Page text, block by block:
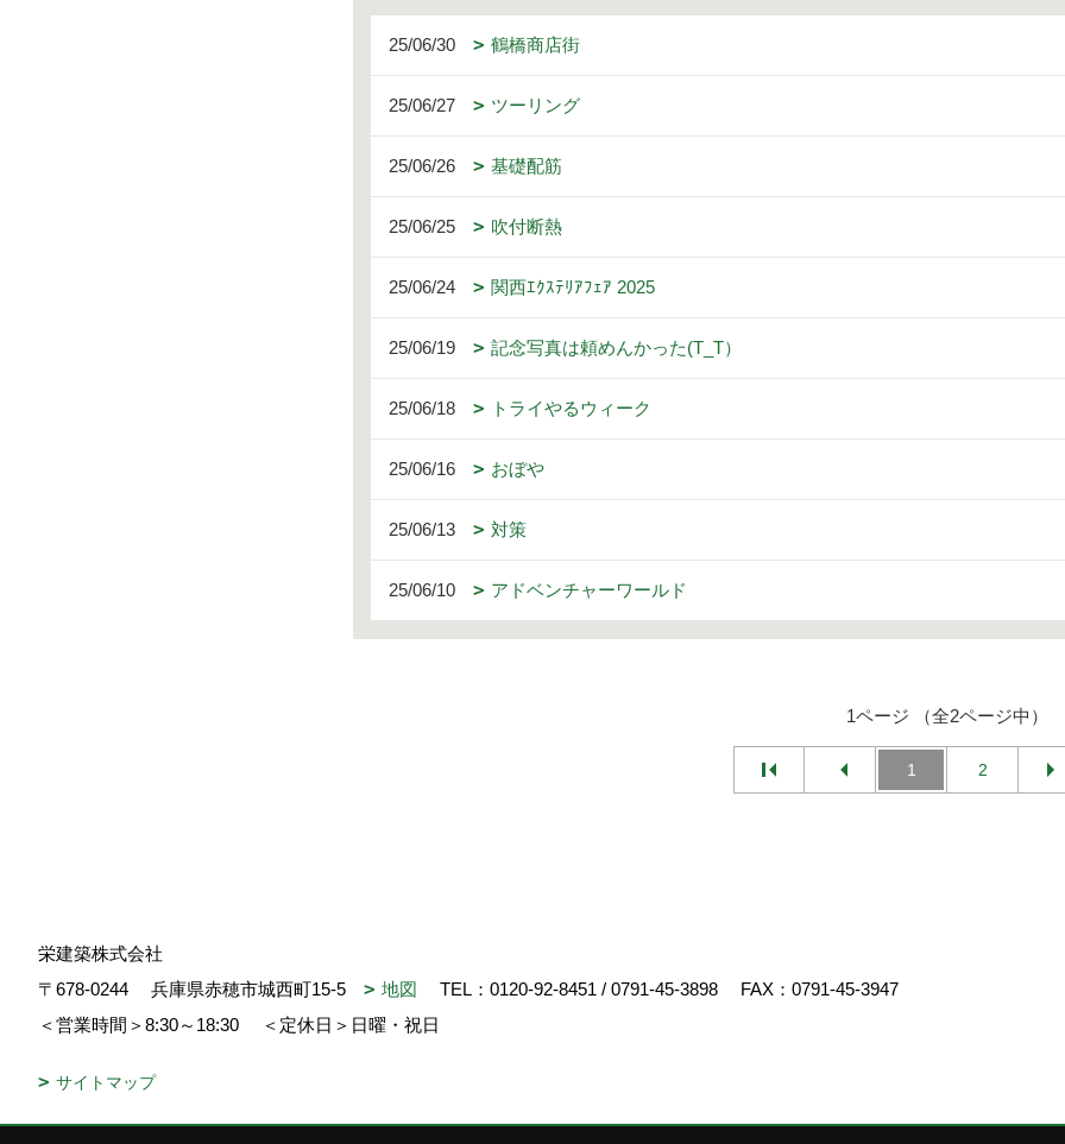
25/06/30 鶴橋商店街
25/06/27 ツーリング
25/06/26 基礎配筋
25/06/25 吹付断熱
25/06/24 関西ｴｸｽﾃﾘｱﾌｪｱ 2025
25/06/19 記念写真は頼めんかった(T_T）
25/06/18 トライやるウィーク
25/06/16 おぼや
25/06/13 対策
25/06/10 アドベンチャーワールド
1ページ （全2ページ中）
1 2
栄建築株式会社
〒678-0244
兵庫県赤穂市城西町15-5 地図 TEL： 0120-92-8451 / 0791-45-3898
FAX：0791-45-3947
＜営業時間＞8:30～18:30
＜定休日＞日曜・祝日
サイトマップ